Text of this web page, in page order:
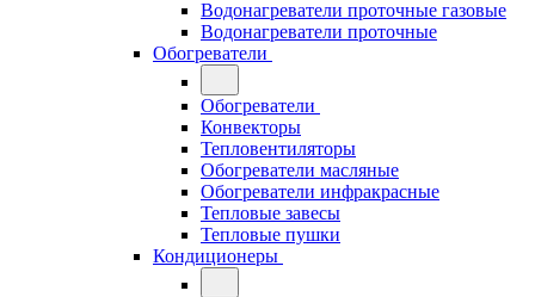
Водонагреватели проточные газовые
Водонагреватели проточные
Обогреватели
Обогреватели
Конвекторы
Тепловентиляторы
Обогреватели масляные
Обогреватели инфракрасные
Тепловые завесы
Тепловые пушки
Кондиционеры